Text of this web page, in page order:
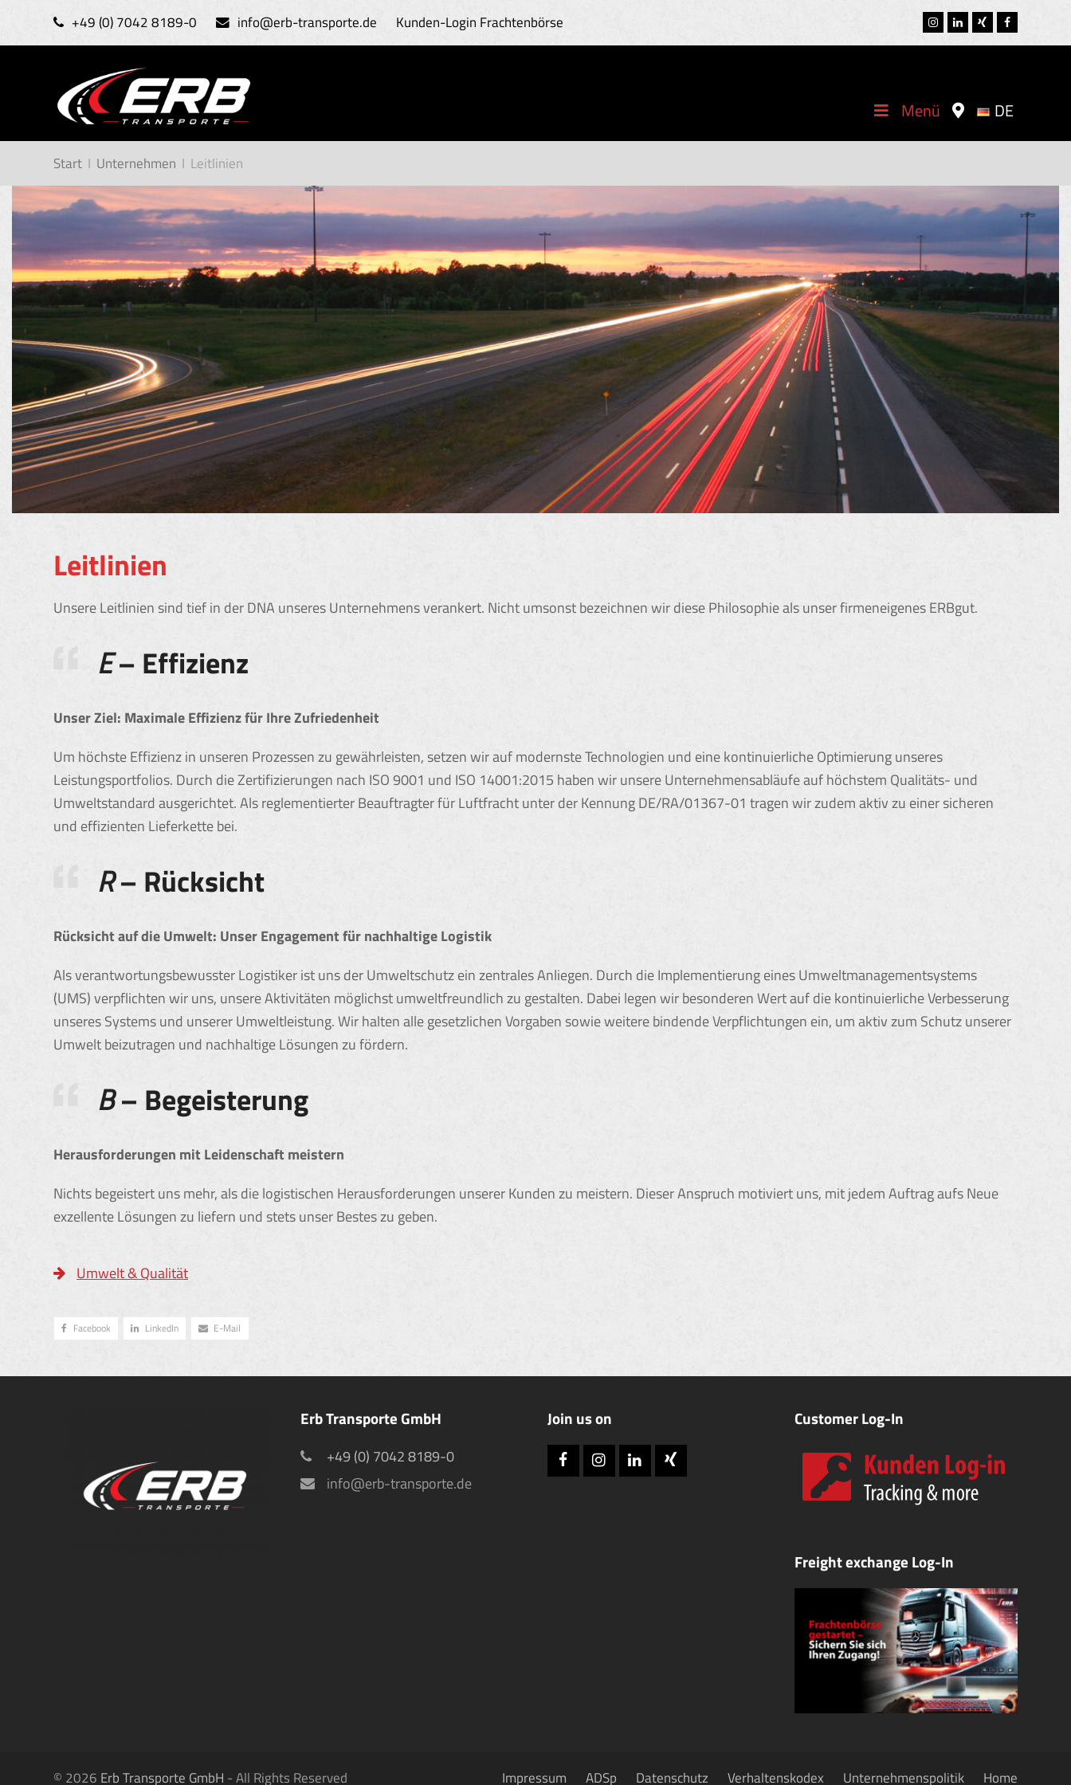
+49 (0) 7042 8189-0 info@erb-transporte.de Kunden-Login Frachtenbörse Instagram
LinkedInXing Facebook
Menü DE
Start I Unternehmen I Leitlinien
Leitlinien
Unsere Leitlinien sind tief in der DNA unseres Unternehmens verankert. Nicht umsonst bezeichnen wir diese Philosophie als unser firmeneigenes ERBgut.
E– Effizienz
Unser Ziel: Maximale Effizienz für Ihre Zufriedenheit
Um höchste Effizienz in unseren Prozessen zu gewährleisten, setzen wir auf modernste Technologien und eine kontinuierliche Optimierung unseres
Leistungsportfolios. Durch die Zertifizierungen nach ISO 9001 und ISO 14001:2015 haben wir unsere Unternehmensabläufe auf höchstem Qualitäts- und
Umweltstandard ausgerichtet. Als reglementierter Beauftragter für Luftfracht unter der Kennung DE/RA/01367-01 tragen wir zudem aktiv zu einer sicheren
und effizienten Lieferkette bei.
R– Rücksicht
Rücksicht auf die Umwelt: Unser Engagement für nachhaltige Logistik
Als verantwortungsbewusster Logistiker ist uns der Umweltschutz ein zentrales Anliegen. Durch die Implementierung eines Umweltmanagementsystems
(UMS) verpflichten wir uns, unsere Aktivitäten möglichst umweltfreundlich zu gestalten. Dabei legen wir besonderen Wert auf die kontinuierliche Verbesserung
unseres Systems und unserer Umweltleistung. Wir halten alle gesetzlichen Vorgaben sowie weitere bindende Verpflichtungen ein, um aktiv zum Schutz unserer
Umwelt beizutragen und nachhaltige Lösungen zu fördern.
B– Begeisterung
Herausforderungen mit Leidenschaft meistern
Nichts begeistert uns mehr, als die logistischen Herausforderungen unserer Kunden zu meistern. Dieser Anspruch motiviert uns, mit jedem Auftrag aufs Neue
exzellente Lösungen zu liefern und stets unser Bestes zu geben.
Umwelt & Qualität
Facebook LinkedIn E-Mail
Erb Transporte GmbH
+49 (0) 7042 8189-0
info@erb-transporte.de
Join us on
FacebookInstagram
LinkedInXing
Customer Log-In
Freight exchange Log-In
© 2026 Erb Transporte GmbH - All Rights Reserved Impressum ADSp Datenschutz Verhaltenskodex Unternehmenspolitik Home